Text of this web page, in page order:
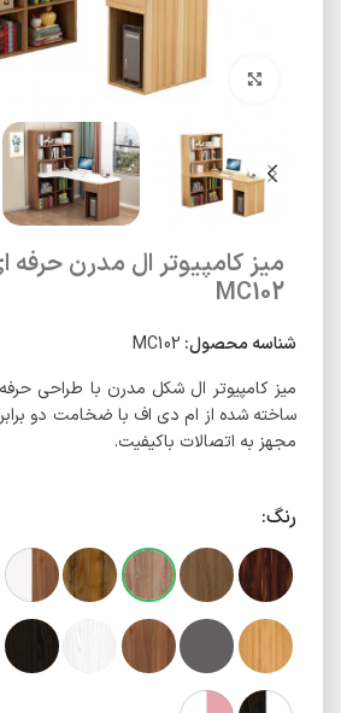
برای بزرگنمایی کلیک کنید
میز کامپیوتر ال مدرن حرفه
MC102
شناسه محصول: MC102
میز کامپیوتر ال شکل مدرن با طراحی
ساخته شده از ام دی اف با ضخامت دو
مجهز به اتصالات باکیفیت.
رنگ: